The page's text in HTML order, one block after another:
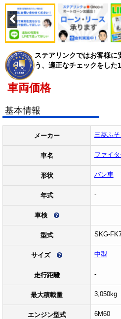
ステアリンクではお客様に
う、適正なチェックをした
車両価格
基本情報
メーカー 三菱ふそ
車名 ファイタ
形状 バン車
年式 -
車検
型式 SKG-
サイズ 中型
走行距離 -
最大積載量 3,050kg
エンジン型式 6M60